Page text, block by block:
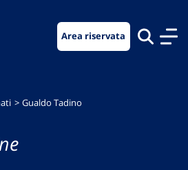
Area riservata
Gualdo Tadino